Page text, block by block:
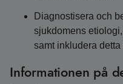
Diagnostisera och
sjukdomens
samt inkludera
Informationen på